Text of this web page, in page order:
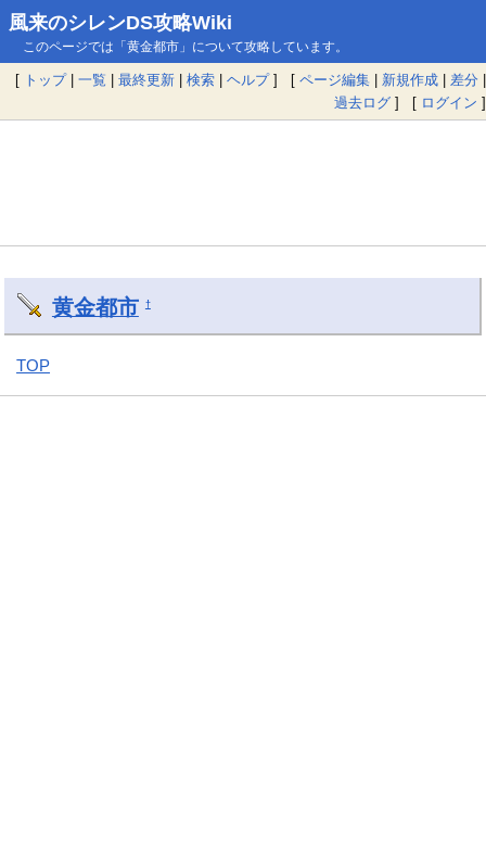
風来のシレンDS攻略Wiki
このページでは「黄金都市」について攻略しています。
[ トップ| 一覧 | 最終更新 | 検索 | ヘルプ] [ ページ編集 | 新規作成 | 差分 |
過去ログ ] [ ログイン ]
黄金都市 †
TOP